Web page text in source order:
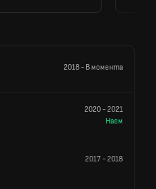
2018- В момента
2020-2021
Наем
2017-2018